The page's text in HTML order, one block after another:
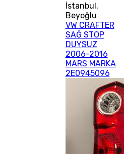
İstanbul,
Beyoğlu
VW CRAFTER
SAĞ STOP
DUYSUZ
2006-2016
MARS MARKA
2E0945096